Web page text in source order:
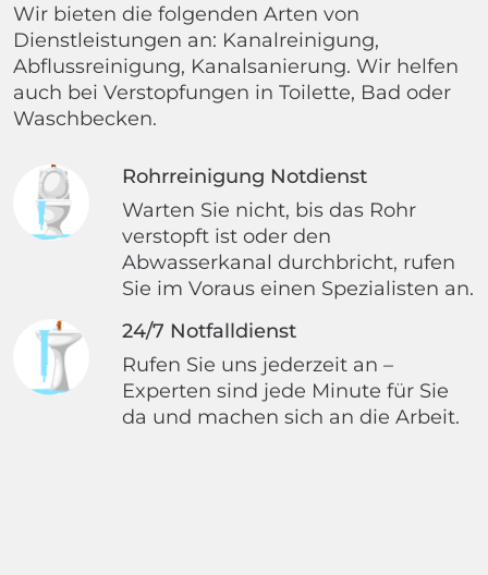
Wir bieten die folgenden Arten von
Dienstleistungen an: Kanalreinigung,
Abflussreinigung, Kanalsanierung. Wir helfen
auch bei Verstopfungen in Toilette, Bad oder
Waschbecken.
Rohrreinigung Notdienst
Warten Sie nicht, bis das Rohr
verstopft ist oder den
Abwasserkanal durchbricht, rufen
Sie im Voraus einen Spezialisten an.
24/7 Notfalldienst
Rufen Sie uns jederzeit an –
Experten sind jede Minute für Sie
da und machen sich an die Arbeit.